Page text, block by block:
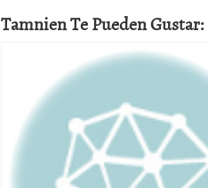
Tamnien Te Pueden Gustar: